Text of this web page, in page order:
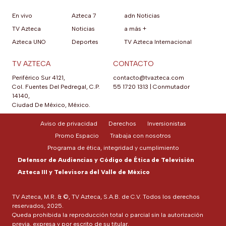
En vivo
TV Azteca
Azteca UNO
Azteca 7
Noticias
Deportes
adn Noticias
a más +
TV Azteca Internacional
TV AZTECA
Periférico Sur 4121,
Col. Fuentes Del Pedregal, C.P.
14140,
Ciudad De México, México.
CONTACTO
contacto@tvazteca.com
55 1720 1313
Conmutador
TV Azteca, M.R. & ©, TV Azteca, S.A.B. de C.V. Todos los derechos
reservados, 2025.
Queda prohibida la reproducción total o parcial sin la autorización
previa, expresa y por escrito de su titular.
Aviso de privacidad Derechos
Inversionistas
Promo Espacio
Trabaja con nosotros
Programa de ética, integridad y cumplimiento
Defensor de Audiencias y Código de Ética de Televisión
Azteca III y Televisora del Valle de México